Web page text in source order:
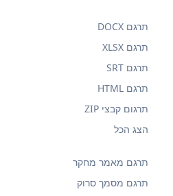
תרגם מאמר מחקר
תרגם מסמך סרוק
תרגם DOCX
תרגם XLSX
תרגם SRT
תרגם HTML
תרגום קבצי ZIP
הצג הכל